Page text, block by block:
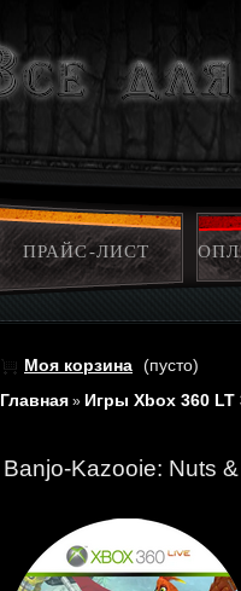
ПРАЙС-ЛИСТ
Моя корзина (пусто)
Главная » Игры Xbox 360 LT
Banjo-Kazooie: Nuts